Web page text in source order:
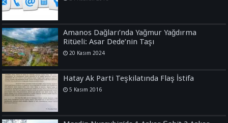
Amanos Dağları’nda Yağmur Yağdırma
Ritüeli: Asar Dede’nin Taşı
20 Kasım 2024
Hatay Ak Parti Teşkilatında Flaş İstifa
5 Kasım 2016